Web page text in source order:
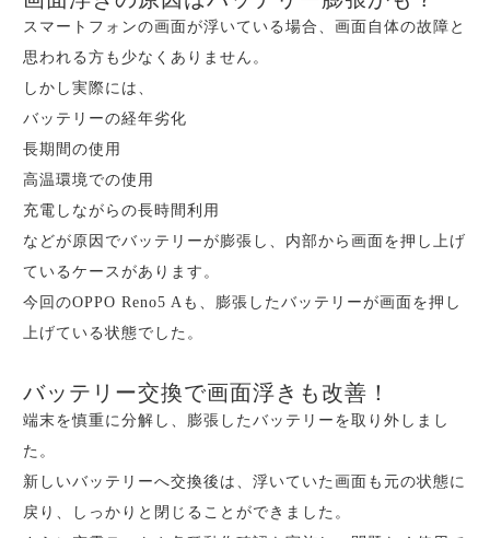
スマートフォンの画面が浮いている場合、画面自体の故障と
思われる方も少なくありません。
しかし実際には、
バッテリーの経年劣化
長期間の使用
高温環境での使用
充電しながらの長時間利用
などが原因でバッテリーが膨張し、内部から画面を押し上げ
ているケースがあります。
今回のOPPO Reno5 Aも、膨張したバッテリーが画面を押し
上げている状態でした。
バッテリー交換で画面浮きも改善！
端末を慎重に分解し、膨張したバッテリーを取り外しまし
た。
新しいバッテリーへ交換後は、浮いていた画面も元の状態に
戻り、しっかりと閉じることができました。